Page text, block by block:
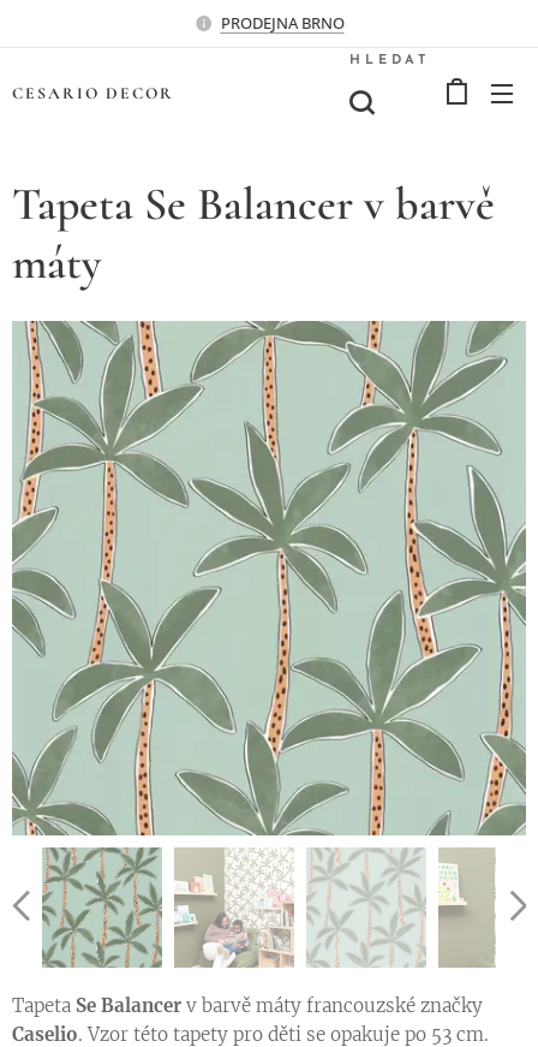
PRODEJNA BRNO
CESARIO DECOR
HLEDAT
Tapeta Se Balancer v barvě
máty
Tapeta Se Balancer v barvě máty francouzské značky
Caselio. Vzor této tapety pro děti se opakuje po 53 cm.